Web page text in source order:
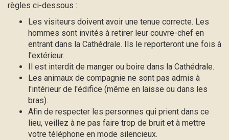
règles ci-dessous :
Les visiteurs doivent avoir une tenue correcte. Les
hommes sont invités à retirer leur couvre-chef en
entrant dans la Cathédrale. Ils le reporteront une fois à
l'extérieur.
Il est interdit de manger ou boire dans la Cathédrale.
Les animaux de compagnie ne sont pas admis à
l'intérieur de l'édifice (même en laisse ou dans les
bras).
Afin de respecter les personnes qui prient dans ce
lieu, veillez à ne pas faire trop de bruit et à mettre
votre téléphone en mode silencieux.